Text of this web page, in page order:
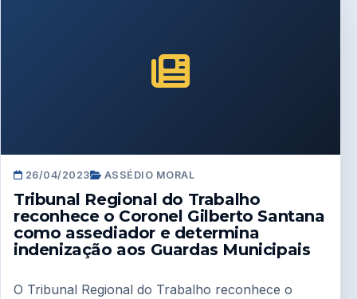
26/04/2023 ASSÉDIO MORAL
Tribunal Regional do Trabalho
reconhece o Coronel Gilberto Santana
como assediador e determina
indenização aos Guardas Municipais
O Tribunal Regional do Trabalho reconhece o